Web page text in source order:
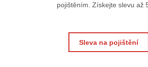
pojištěním. Získejte slevu až
Sleva na pojištění